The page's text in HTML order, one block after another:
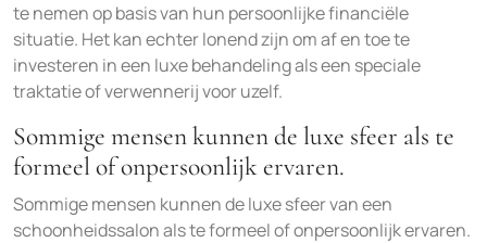
te nemen op basis van hun persoonlijke financiële
situatie. Het kan echter lonend zijn om af en toe te
investeren in een luxe behandeling als een speciale
traktatie of verwennerij voor uzelf.
Sommige mensen kunnen de luxe sfeer als te
formeel of onpersoonlijk ervaren.
Sommige mensen kunnen de luxe sfeer van een
schoonheidssalon als te formeel of onpersoonlijk ervaren.